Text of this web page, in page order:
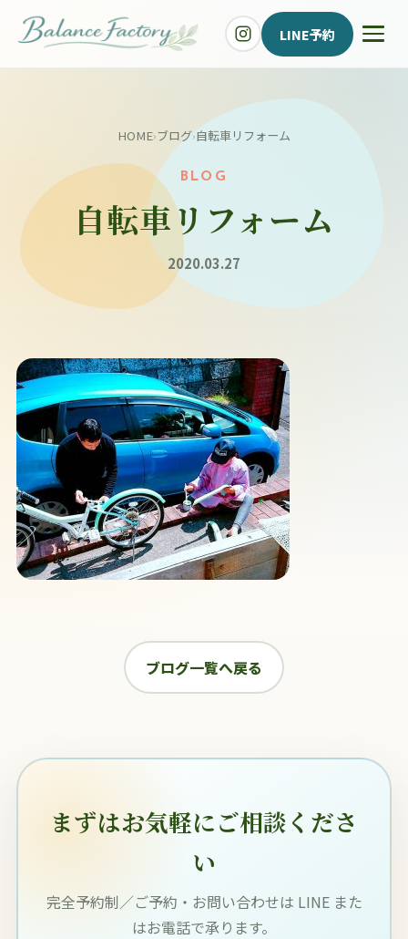
LINE予約
HOME›ブログ›自転車リフォーム
BLOG
自転車リフォーム
2020.03.27
ブログ一覧へ戻る
まずはお気軽にご相談くださ
い
完全予約制／ご予約・お問い合わせは LINE また
はお電話で承ります。